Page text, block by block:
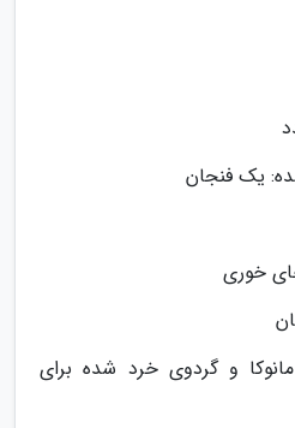
یک فنجان
خوری
مانوکا و گردوی خرد شده برای